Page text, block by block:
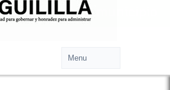
con tu municipio